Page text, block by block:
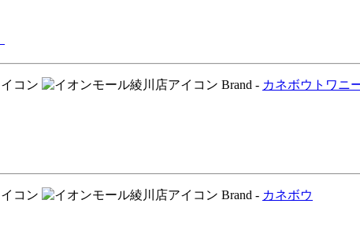
Brand - カネボウ トワニ
Brand - カネボウ